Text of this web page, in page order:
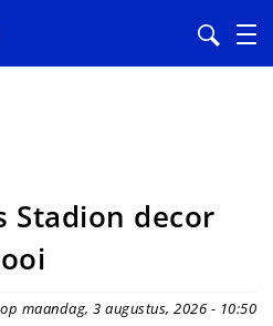
Stadion decor
maandag, 3 augustus, 2026 - 10:50